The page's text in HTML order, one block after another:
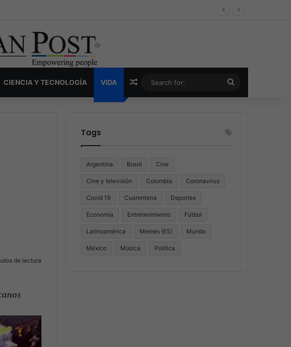
la verdad, el poder y la nueva economía de la droga
CIENCIA Y TECNOLOGÍA VIDA Random Article
for:
de lectura
Tags
Argentina Brasil Cine
Cine y televisión Colombia Coronavirus
Covid 19 Cuarentena Deportes
Economía Entretenimiento Fútbol
Latinoamérica Memes (ES) Mundo
México Música Politica